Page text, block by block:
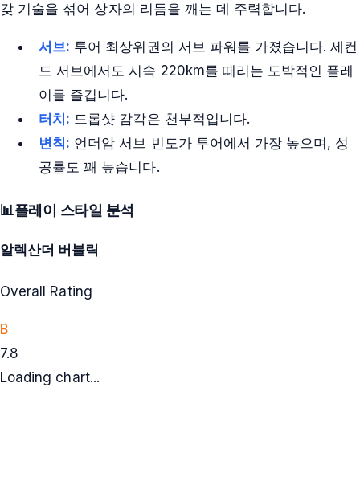
갖 기술을 섞어 상자의 리듬을 깨는 데 주력합니다.
서브: 투어 최상위권의 서브 파워를 가졌습니다. 세컨
드 서브에서도 시속 220km를 때리는 도박적인 플레
이를 즐깁니다.
터치: 드롭샷 감각은 천부적입니다.
변칙: 언더암 서브 빈도가 투어에서 가장 높으며, 성
공률도 꽤 높습니다.
📊플레이 스타일 분석
알렉산더 버블릭
Overall Rating
B
7.8
Loading chart...